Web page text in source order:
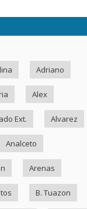
Adriano
Alex
Ext. Alvarez
Analceto
Arenas
B. Tuazon